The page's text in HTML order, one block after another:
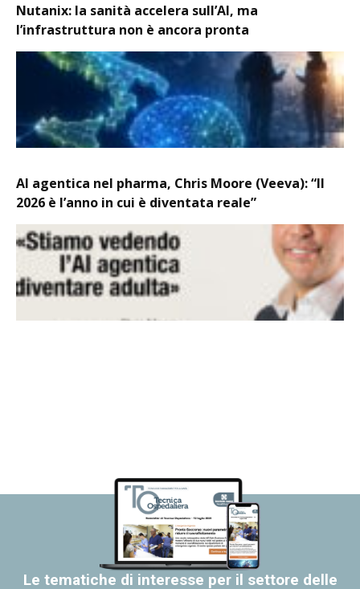
Nutanix: la sanità accelera sull’AI, ma
l’infrastruttura non è ancora pronta
AI agentica nel pharma, Chris Moore (Veeva): “Il
2026 è l’anno in cui è diventata reale”
Le tematiche di interesse per il settore delle